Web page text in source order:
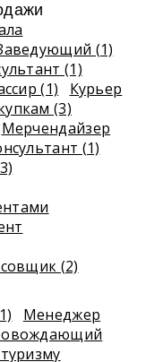
(1)
(1)
(1)
Курьер
(3)
Мерчендайзер
(1)
(2)
Менеджер